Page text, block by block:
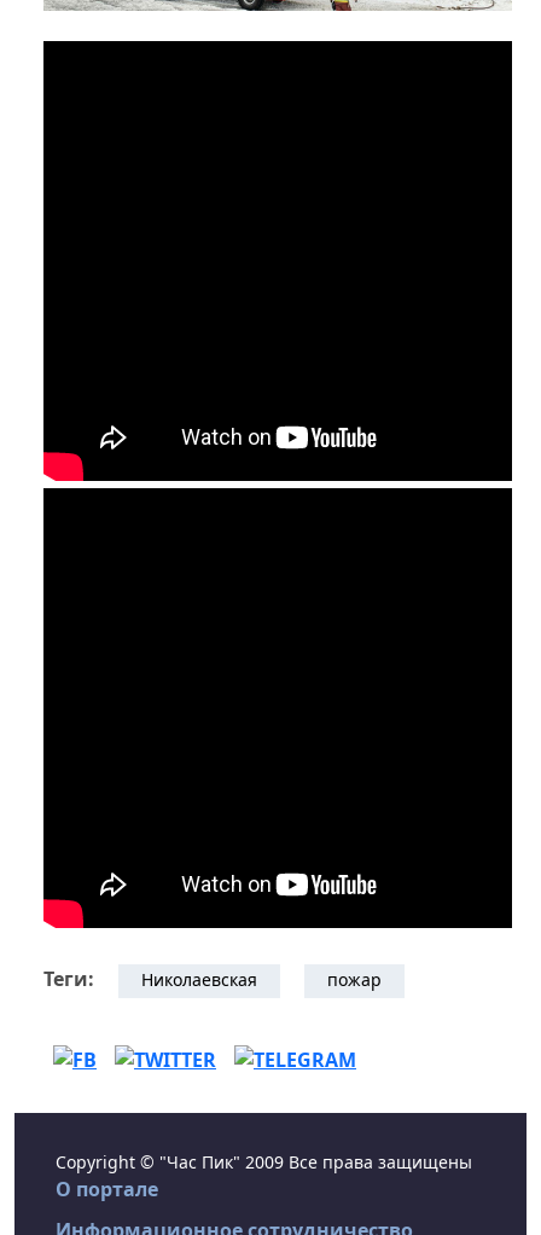
Теги: Николаевская пожар
Copyright © "Час Пик" 2009 Все права защищены
О портале